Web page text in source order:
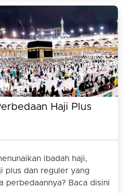
Haji Plus
ibadah haji,
plus dan reguler yang
perbedaannya? Baca disini